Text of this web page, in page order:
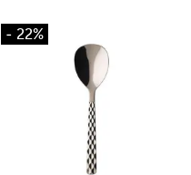
- 22%